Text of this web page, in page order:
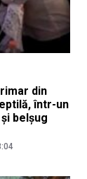
din
într-un
belșug